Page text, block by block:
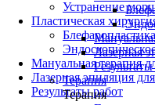
Устранение
Пластическая
Мануальная терапия
Лазерная эпиляция
Результаты работ
Лазерная
Терапия
Терапия